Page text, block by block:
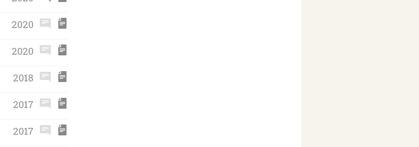
2020
2020
2018
2017
2017